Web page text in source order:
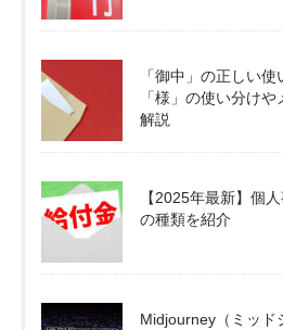
「御中」の正しい
「様」の使い分け
解説
【2025年最新】個
の種類を紹介
Midjourney（ミッド